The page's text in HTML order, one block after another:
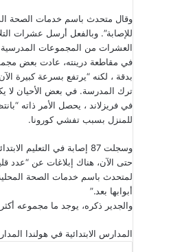
للإصابة”. وبالفعل أرسل عشرات
العشرات من المجموعات المدرسية
في مقاطعة درينته، عادت بعض
بدقة ، لكنه “يرتفع بسرعة كبيرة
ترك المدرسة. في بعض الأحيان
في فريزلاند ، يحصل الأمر ذاته
للمنزل بسبب تفشي كورونا.
وسجلت 87 إصابة في التعليم الابتدائي هذا الأسبوع، و 80 في المدارس الثانوية والتعليم العالي.
حتى الآن، هناك إبلاغات عن “عدد
لمتحدث باسم خدمات الصحة
أبوابها بعد.”
والجدير ذكره، يوجد ما مجموعه أكثر من 6660 مدرسة ابتدائية في هولندا وحوالي 650
المدارس الابتدائية في هولندا